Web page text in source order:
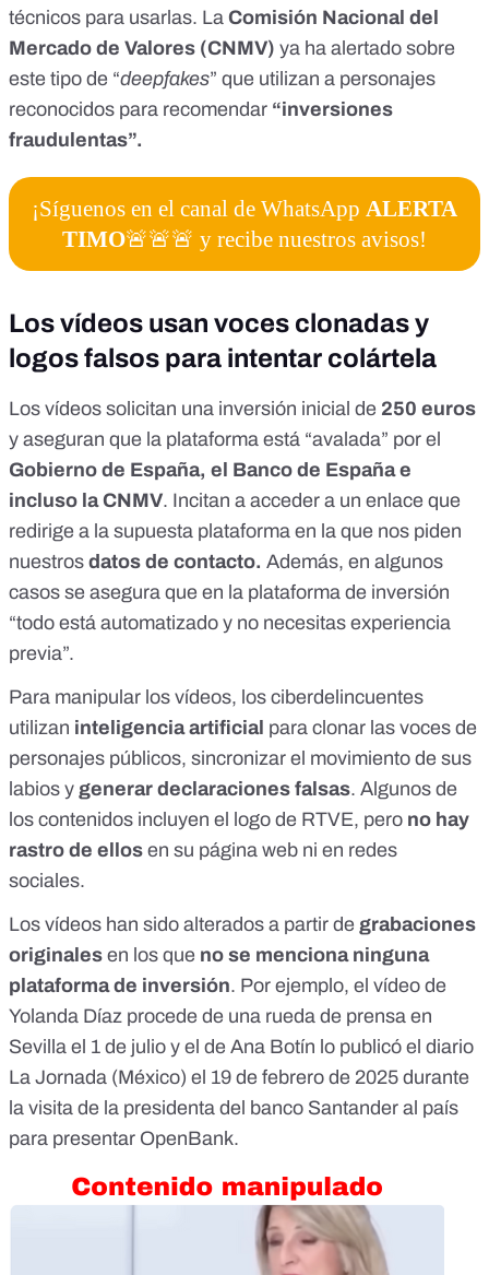
técnicos para usarlas. La Comisión Nacional del
Mercado de Valores (CNMV) ya ha alertado sobre
este tipo de “deepfakes” que utilizan a personajes
reconocidos para recomendar “inversiones
fraudulentas”.
¡Síguenos en el canal de WhatsApp ALERTA
TIMO🚨🚨🚨 y recibe nuestros avisos!
Los vídeos usan voces clonadas y
logos falsos para intentar colártela
Los vídeos solicitan una inversión inicial de 250 euros
y aseguran que la plataforma está “avalada” por el
Gobierno de España, el Banco de España e
incluso la CNMV. Incitan a acceder a un enlace que
redirige a la supuesta plataforma en la que nos piden
nuestros datos de contacto. Además, en algunos
casos se asegura que en la plataforma de inversión
“todo está automatizado y no necesitas experiencia
previa”.
Para manipular los vídeos, los ciberdelincuentes
utilizan inteligencia artificial para clonar las voces de
personajes públicos, sincronizar el movimiento de sus
labios y generar declaraciones falsas. Algunos de
los contenidos incluyen el logo de RTVE, pero no hay
rastro de ellos en su página web ni en redes
sociales.
Los vídeos han sido alterados a partir de grabaciones
originales en los que no se menciona ninguna
plataforma de inversión. Por ejemplo, el vídeo de
Yolanda Díaz procede de una rueda de prensa en
Sevilla el 1 de julio y el de Ana Botín lo publicó el diario
La Jornada (México) el 19 de febrero de 2025 durante
la visita de la presidenta del banco Santander al país
para presentar OpenBank.